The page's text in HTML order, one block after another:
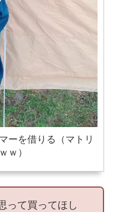
ーを借りる（マトリ
ｗ）
って買ってほし